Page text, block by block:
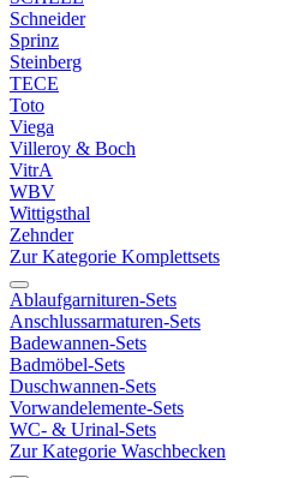
Schneider
Sprinz
Steinberg
TECE
Toto
Viega
Villeroy & Boch
VitrA
WBV
Wittigsthal
Zehnder
Zur Kategorie Komplettsets
Ablaufgarnituren-Sets
Anschlussarmaturen-Sets
Badewannen-Sets
Badmöbel-Sets
Duschwannen-Sets
Vorwandelemente-Sets
WC- & Urinal-Sets
Zur Kategorie Waschbecken